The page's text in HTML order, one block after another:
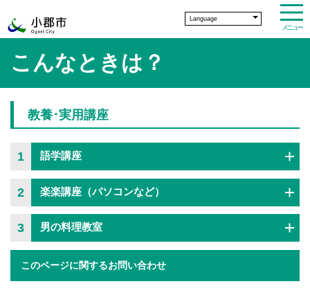
Language
メニュー
こんなときは？
教養･実用講座
1 語学講座
2 楽楽講座（パソコンなど）
3 男の料理教室
このページに関するお問い合わせ